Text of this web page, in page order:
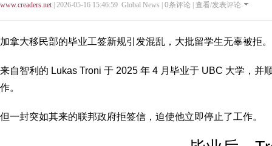
www.creaders.net| 2026-05-16 15:46:59 Global News | 0条评论 | 查看/发表评论
加拿大移民部的毕业工签新规引发混乱，大批留学生无辜被拒。
来自智利的 Lukas Troni 于 2025 年 4 月毕业于 UBC 大学，并
作。
但一封突如其来的联邦政府拒签信，迫使他立即停止了工作。